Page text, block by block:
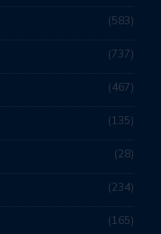
583
737
467
135
28
234
165